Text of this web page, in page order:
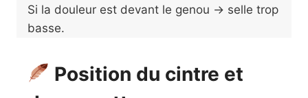
Si la douleur est devant le genou → selle trop
basse.
Position du cintre et